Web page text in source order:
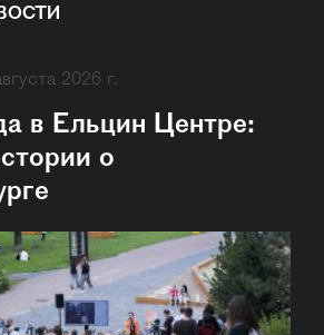
2026 г.
в Ельцин Центре:
о